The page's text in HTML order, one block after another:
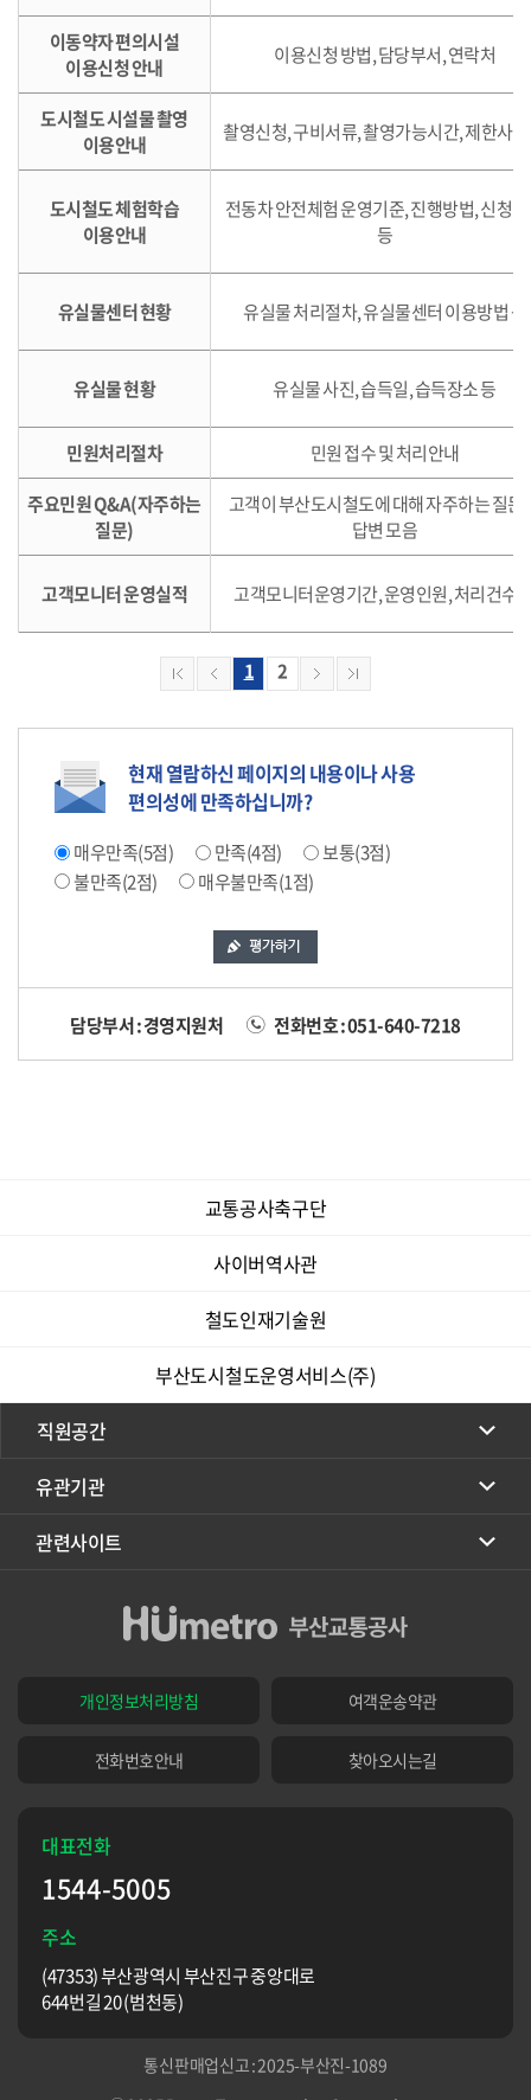
이동약자 편의시설
이용신청 안내
이용신청 방법, 담당부서, 연락처
도시철도 시설물 촬영
이용안내
촬영신청, 구비서류, 촬영가능시간, 제한사
도시철도 체험학습
이용안내
전동차 안전체험 운영기준, 진행방법, 신청
등
유실물센터 현황 유실물 처리절차, 유실물센터 이용방법 등
유실물 현황 유실물 사진, 습득일, 습득장소 등
민원처리절차
민원 접수 및 처리안내
주요민원 Q&A(자주하는
질문)
고객이 부산도시철도에 대해 자주하는 질문
답변 모음
고객모니터 운영실적 고객모니터운영기간, 운영인원, 처리건수
1 2
현재 열람하신 페이지의 내용이나 사용
편의성에 만족하십니까?
매우만족(5점) 만족(4점)
보통(3점)
불만족(2점)
매우불만족(1점)
담당부서 : 경영지원처 전화번호 : 051-640-7218
교통공사축구단
사이버역사관
철도인재기술원
부산도시철도운영서비스(주)
직원공간
유관기관
관련사이트
개인정보처리방침 여객운송약관
전화번호안내 찾아오시는길
대표전화
1544-5005
주소
(47353) 부산광역시 부산진구 중앙대로
644번길 20 (범천동)
통신판매업신고 : 2025-부산진-1089